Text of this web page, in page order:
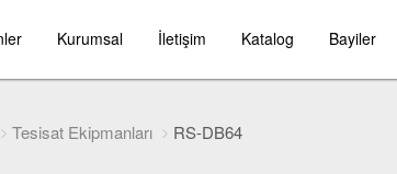
Kurumsal İletişim Katalog Bayiler
Tesisat Ekipmanları RS-DB64